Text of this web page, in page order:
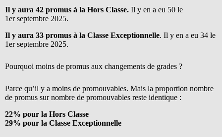
Il y aura 42 promus à la Hors Classe. Il y en a eu 50 le
1er septembre 2025.
Il y aura 33 promus à la Classe Exceptionnelle. Il y en a eu 34 le
1er septembre 2025.
Pourquoi moins de promus aux changements de grades ?
Parce qu’il y a moins de promouvables. Mais la proportion nombre
de promus sur nombre de promouvables reste identique :
22% pour la Hors Classe
29% pour la Classe Exceptionnelle